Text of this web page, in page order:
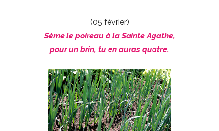
(05 février)
Sème le poireau à la Sainte Agathe,
pour un brin, tu en auras quatre.